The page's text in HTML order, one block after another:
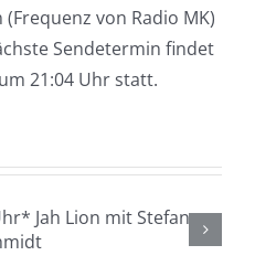
von Radio MK)
Sendetermin findet
21:04 Uhr statt.
*20.04. Uhr*
Live mit Ingo